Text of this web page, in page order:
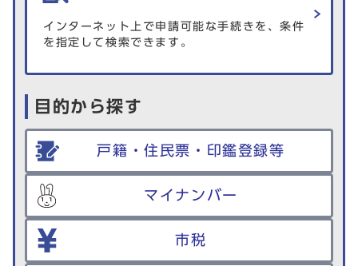
インターネット上で申請可能な手続きを、条件
を指定して検索できます。
目的から探す
戸籍・住民票・印鑑登録等
マイナンバー
市税